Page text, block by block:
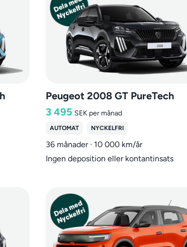
Peugeot 2008 GT PureTech
3 495 SEK per månad
AUTOMAT NYCKELFRI
36 månader · 10 000 km/år
Ingen deposition eller kontantinsats